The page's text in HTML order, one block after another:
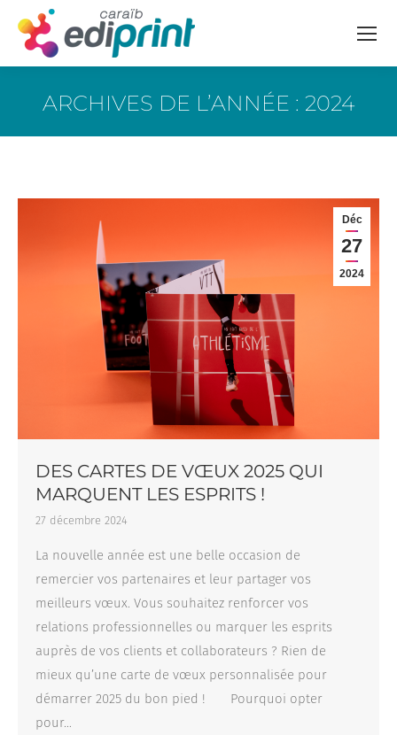
ARCHIVES DE L’ANNÉE : 2024
Déc
27
2024
DES CARTES DE VŒUX 2025 QUI
MARQUENT LES ESPRITS !
27 décembre 2024
La nouvelle année est une belle occasion de
remercier vos partenaires et leur partager vos
meilleurs vœux. Vous souhaitez renforcer vos
relations professionnelles ou marquer les esprits
auprès de vos clients et collaborateurs ? Rien de
mieux qu’une carte de vœux personnalisée pour
démarrer 2025 du bon pied ! Pourquoi opter
pour…